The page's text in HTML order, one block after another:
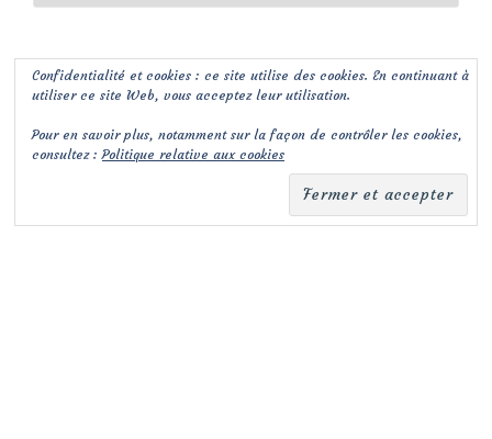
Confidentialité et cookies : ce site utilise des cookies. En continuant à
utiliser ce site Web, vous acceptez leur utilisation.
Pour en savoir plus, notamment sur la façon de contrôler les cookies,
consultez :Politique relative aux cookies